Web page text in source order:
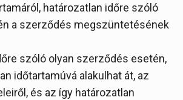
határozatlan időre szóló
a szerződés megszüntetésének
szóló olyan szerződés esetén,
időtartamúvá alakulhat át, az
és az így határozatlan